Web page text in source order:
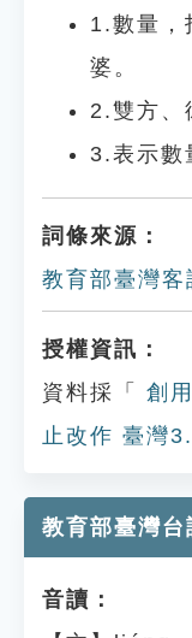
1.數量，
婆。
2.雙方、
3.表示數
詞條來源：
教育部臺灣客
授權資訊：
資料採「
創
止改作 臺灣
教育部臺灣台
音讀：